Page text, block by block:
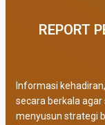
REPORT
Informasi
secara berkala
menyusun strategi